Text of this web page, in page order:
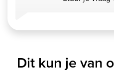
Dit kun je van